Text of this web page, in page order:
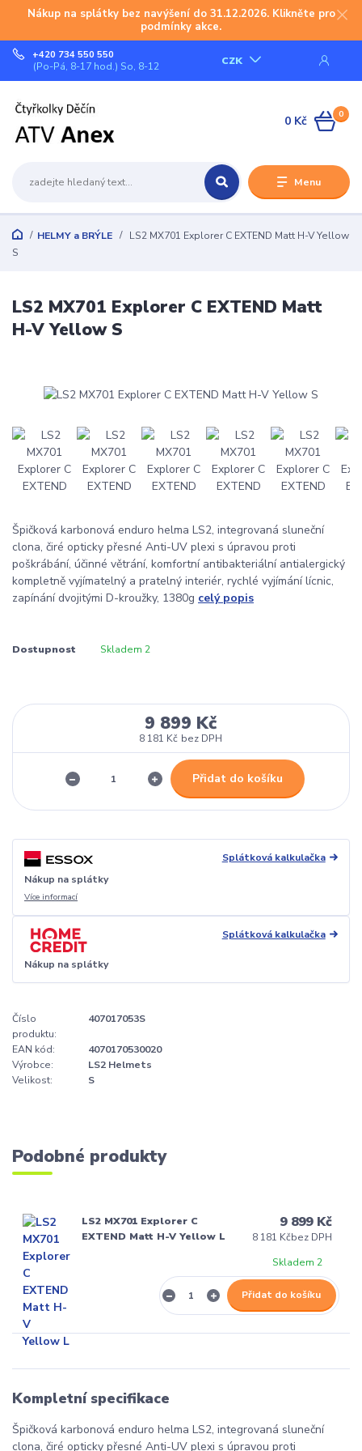
Nákup na splátky bez navýšení do 31.12.2026. Klikněte pro
podmínky akce.
Menu
CZK
+420 734 550 550
(Po-Pá, 8-17 hod.) So, 8-12
0
0 Kč
HELMY a BRÝLE
LS2 MX701 Explorer C EXTEND Matt H-V Yellow
S
LS2 MX701 Explorer C EXTEND Matt
H-V Yellow S
Špičková karbonová enduro helma LS2, integrovaná sluneční
clona, čiré opticky přesné Anti-UV plexi s úpravou proti
poškrábání, účinné větrání, komfortní antibakteriální antialergický
kompletně vyjímatelný a pratelný interiér, rychlé vyjímání lícnic,
zapínání dvojitými D-kroužky, 1380g celý popis
Dostupnost Skladem 2
9 899 Kč
8 181 Kč bez DPH
Přidat do košíku
Splátková kalkulačka
Nákup na splátky
Více informací
Splátková kalkulačka
Nákup na splátky
Číslo
produktu:
407017053S
EAN kód:
4070170530020
Výrobce:
LS2 Helmets
Velikost:
S
Podobné produkty
LS2 MX701 Explorer C
EXTEND Matt H-V Yellow L
9 899 Kč
8 181 Kčbez DPH
Skladem 2
Přidat do košíku
Kompletní specifikace
Špičková karbonová enduro helma LS2, integrovaná sluneční
clona, čiré opticky přesné Anti-UV plexi s úpravou proti